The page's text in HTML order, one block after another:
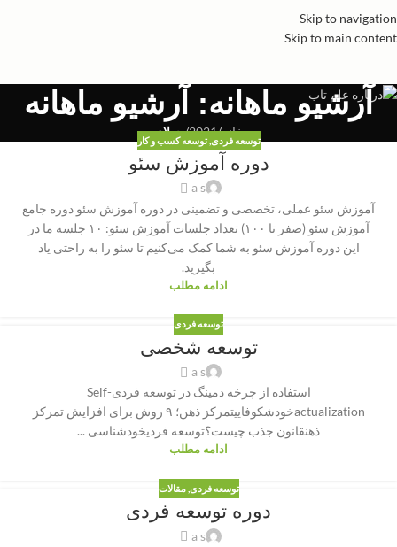
Skip to navigation
Skip to main content
آرشیو ماهانه: آرشیو ماهانه
خانه/
2021
/جولای
توسعه فردی ,توسعه کسب و کار
دوره آموزش سئو
a s
آموزش سئو عملی، تخصصی و تضمینی در دوره آموزش سئو دوره جامع
آموزش سئو (صفر تا ۱۰۰) تعداد جلسات آموزش سئو: ۱۰ جلسه ما در
این دوره‌ آموزش سئو به شما کمک می‌کنیم تا سئو را به راحتی یاد
بگیرید.
ادامه مطلب
توسعه فردی
توسعه شخصی
a s
استفاده از چرخه دمینگ در توسعه فردیSelf-
actualizationخودشکوفاییتمرکز ذهن؛ ۹ روش برای افزایش تمرکز
ذهنقانون جذب چیست؟توسعه فردیخودشناسی ...
ادامه مطلب
توسعه فردی ,مقالات
دوره توسعه فردی
a s